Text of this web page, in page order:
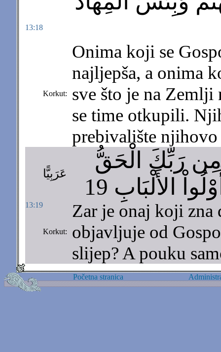
13:18
Korkut:
Onima koji se
najljepša, a onima
sve što je na
se time otkupili.
prebivalište njihovo
13:19
عَرَبِيًّا
مِن رَبِّكَ الْحَقُّ
الأَلْبَابِ 19
Korkut:
Zar je onaj koji zna
objavljuje od
slijep? A pouku
Početna stranica